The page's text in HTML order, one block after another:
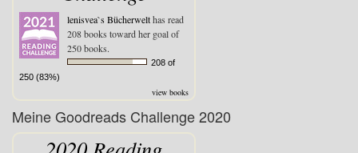
lenisvea`s Bücherwelthas read
208 books toward her goal of
250 books.
208 of
250 (83%)
view books
Meine Goodreads Challenge 2020